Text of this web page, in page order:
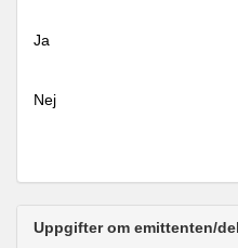
Ja
Nej
Uppgifter om emittenten/